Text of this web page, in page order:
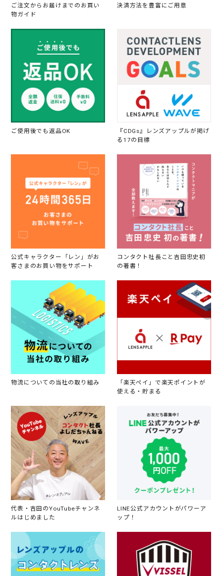
ご注文からお届けまでのお買い
物ガイド
決済方法を豊富にご用意
ご使用後でも返品OK
『CDGs』レンズアップルが掲げ
る17の目標
公式キャラクター「レン」がお
客さまのお買い物をサポート
コンタクト社長こと吉田忠史初
の著書！
物流についての当社の取り組み
「楽天ペイ」で楽天ポイントが
使える・貯まる
代表・吉田のYouTubeチャンネ
ルはじめました
LINE公式アカウントがパワーア
ップ！